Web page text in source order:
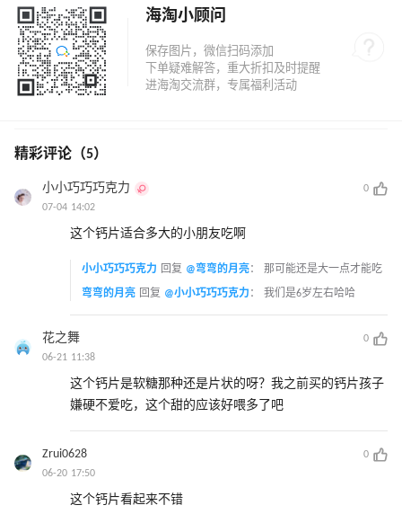
海淘小顾问
精彩评论（5）
小小巧巧巧克力
0
07-04 14:02
这个钙片适合多大的小朋友吃啊
小小巧巧巧克力 回复 @弯弯的月亮： 那可能还是大一点才能吃
弯弯的月亮 回复 @小小巧巧巧克力 ： 我们是6岁左右哈哈
花之舞
0
06-21 11:38
这个钙片是软糖那种还是片状的呀？我之前买的钙片孩子
嫌硬不爱吃，这个甜的应该好喂多了吧
Zrui0628
0
06-20 17:50
这个钙片看起来不错